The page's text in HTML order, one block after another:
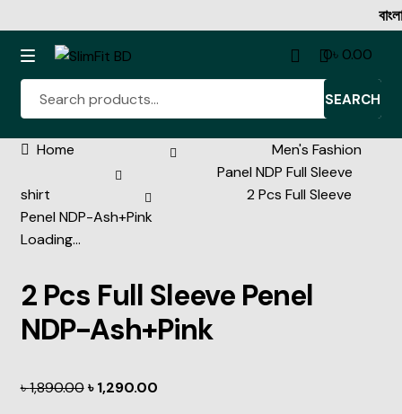
বাংলাদেশের
SEARCH
0৳ 0.00
Denim Shirt
Full Sleeve Shirt Collection
Half Sleeve Shirt Collection
Rib Tshirt
Oxford Cotton Half Katua
Home
Men's Fashion
Panel NDP Full Sleeve
shirt
2 Pcs Full Sleeve
Penel NDP-Ash+Pink
Loading...
2 Pcs Full Sleeve Penel
NDP-Ash+Pink
৳1,890.00 ৳1,290.00